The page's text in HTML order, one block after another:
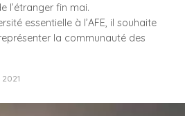
l’étranger fin mai.
essentielle à l’AFE, il souhaite
la communauté des